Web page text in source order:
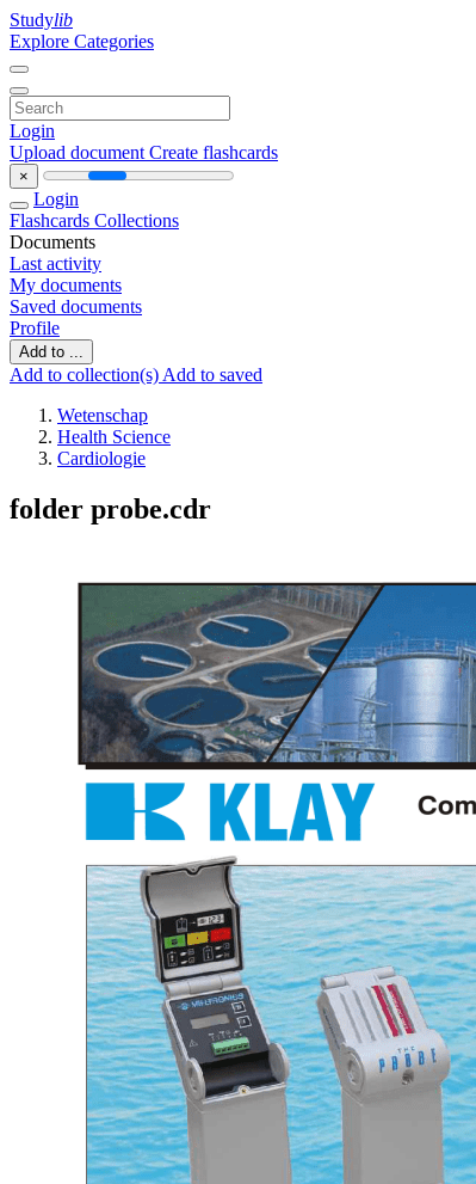
Studylib
Explore Categories
Login
Upload document Create flashcards
×
Login
Flashcards Collections
Documents
Last activity
My documents
Saved documents
Profile
Add to ...
Add to collection(s) Add to saved
Wetenschap
Health Science
Cardiologie
folder probe.cdr